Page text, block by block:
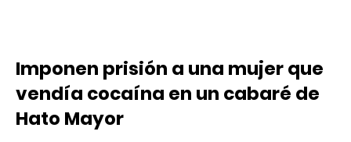
Imponen prisión a una mujer que
vendía cocaína en un cabaré de
Hato Mayor